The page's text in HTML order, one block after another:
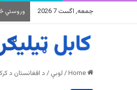
جمعه, اگست 7 2026 وروستي
/ لوبې / د افغانستان د